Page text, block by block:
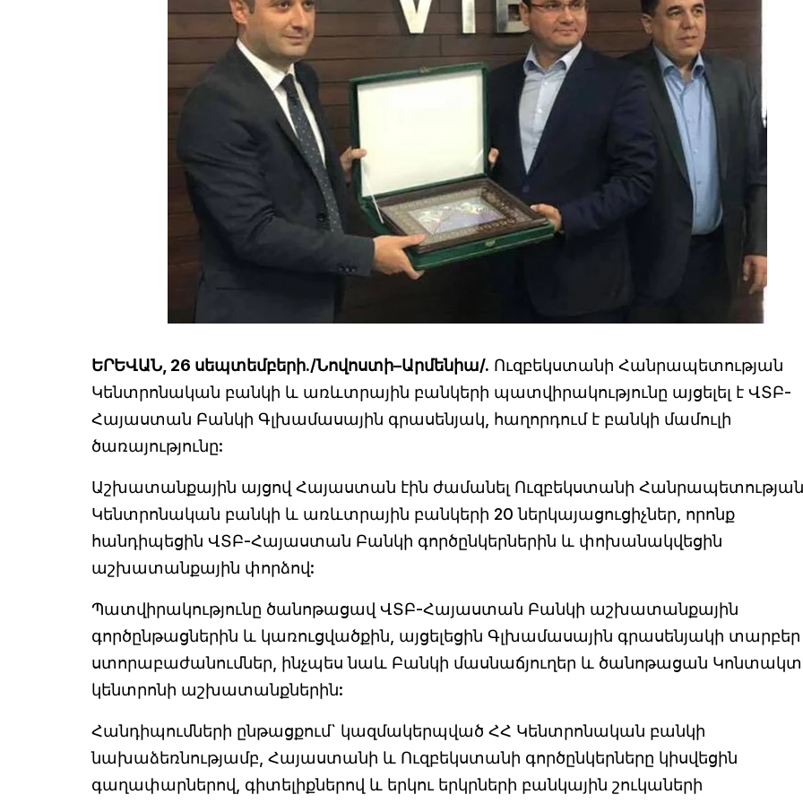
ԵՐԵՎԱՆ, 26 սեպտեմբերի./Նովոստի–Արմենիա/. Ուզբեկստանի Հանրապետության
Կենտրոնական բանկի և առևտրային բանկերի պատվիրակությունը այցելել է ՎՏԲ-
Հայաստան Բանկի Գլխամասային գրասենյակ, հաղորդում է բանկի մամուլի
ծառայությունը:
Աշխատանքային այցով Հայաստան էին ժամանել Ուզբեկստանի Հանրապետության
Կենտրոնական բանկի և առևտրային բանկերի 20 ներկայացուցիչներ, որոնք
հանդիպեցին ՎՏԲ-Հայաստան Բանկի գործընկերներին և փոխանակվեցին
աշխատանքային փորձով:
Պատվիրակությունը ծանոթացավ ՎՏԲ-Հայաստան Բանկի աշխատանքային
գործընթացներին և կառուցվածքին, այցելեցին Գլխամասային գրասենյակի տարբեր
ստորաբաժանումներ, ինչպես նաև Բանկի մասնաճյուղեր և ծանոթացան
կենտրոնի աշխատանքներին:
Հանդիպումների ընթացքում` կազմակերպված ՀՀ Կենտրոնական բանկի
նախաձեռնությամբ, Հայաստանի և Ուզբեկստանի գործընկերները կիսվեցին
գաղափարներով, գիտելիքներով և երկու երկրների բանկային շուկաների